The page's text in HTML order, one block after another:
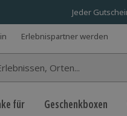
Jeder
Erlebnispartner werden
für Geschenkboxen